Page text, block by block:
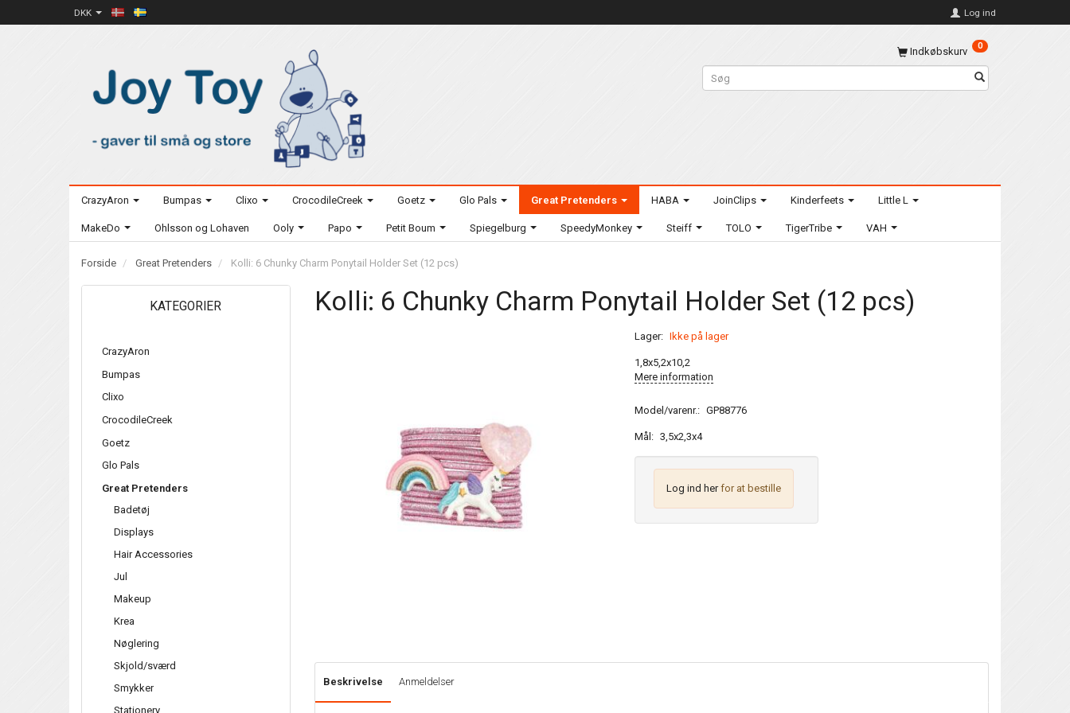
DKK Log ind
Indkøbskurv 0
CrazyAron Bumpas Clixo CrocodileCreek Goetz Glo Pals Great Pretenders HABA JoinClips Kinderfeets Little L
MakeDo Ohlsson og Lohaven Ooly Papo Petit Boum Spiegelburg SpeedyMonkey Steiff TOLO TigerTribe VAH
Forside Great Pretenders Kolli: 6 Chunky Charm Ponytail Holder Set (12 pcs)
KATEGORIER
CrazyAron
Bumpas
Clixo
CrocodileCreek
Goetz
Glo Pals
Great Pretenders
Badetøj
Displays
Hair Accessories
Jul
Makeup
Krea
Nøglering
Skjold/sværd
Smykker
Stationery
Kolli: 6 Chunky Charm Ponytail Holder Set (12 pcs)
Lager: Ikke på lager
1,8x5,2x10,2
Mere information
Model/varenr.: GP88776
Mål: 3,5x2,3x4
Log ind herfor at bestille
Beskrivelse Anmeldelser